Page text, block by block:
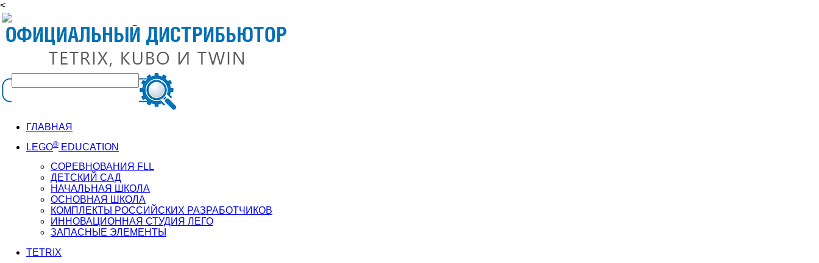
<
ГЛАВНАЯ
LEGO® EDUCATION
СОРЕВНОВАНИЯ FLL
ДЕТСКИЙ САД
НАЧАЛЬНАЯ ШКОЛА
ОСНОВНАЯ ШКОЛА
КОМПЛЕКТЫ РОССИЙСКИХ РАЗРАБОТЧИКОВ
ИННОВАЦИОННАЯ СТУДИЯ ЛЕГО
ЗАПАСНЫЕ ЭЛЕМЕНТЫ
TETRIX